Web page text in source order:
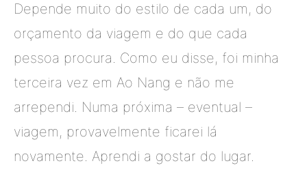
Depende muito do estilo de cada um, do
orçamento da viagem e do que cada
pessoa procura. Como eu disse, foi minha
terceira vez em Ao Nang e não me
arrependi. Numa próxima – eventual –
viagem, provavelmente ficarei lá
novamente. Aprendi a gostar do lugar.